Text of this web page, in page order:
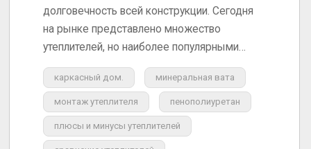
долговечность всей конструкции. Сегодня
на рынке представлено множество
утеплителей, но наиболее популярными…
каркасный дом. минеральная вата
монтаж утеплителя пенополиуретан
плюсы и минусы утеплителей